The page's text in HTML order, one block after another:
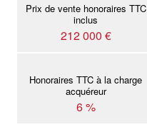
Prix de vente honoraires TTC
inclus
212 000 €
Honoraires TTC à la charge
acquéreur
6 %